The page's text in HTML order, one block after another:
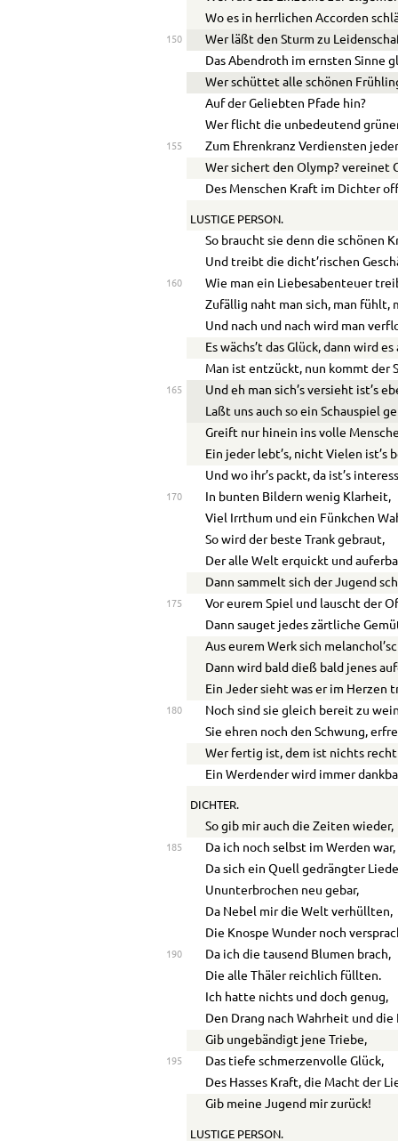
Wo es in herrlichen Accorden
150
Wer läßt den Sturm zu
Das Abendroth im ernsten Sinne
Wer schüttet alle schönen
Auf der Geliebten Pfade hin?
Wer flicht die unbedeutend
155
Zum Ehrenkranz Verdiensten
Wer sichert den Olymp? vereinet
Des Menschen Kraft im Dichter
LUSTIGE PERSON.
So braucht sie denn die schönen
Und treibt die dicht’rischen
160
Wie man ein Liebesabenteuer
Zufällig naht man sich, man fühlt,
Und nach und nach wird man
Es wächs’t das Glück, dann wird
Man ist entzückt, nun kommt der
165
Und eh man sich’s versieht ist’s
Laßt uns auch so ein Schauspiel
Greift nur hinein ins volle
Ein jeder lebt’s, nicht Vielen ist’s
Und wo ihr’s packt, da ist’s
170
In bunten Bildern wenig Klarheit,
Viel Irrthum und ein Fünkchen
So wird der beste Trank gebraut,
Der alle Welt erquickt und
Dann sammelt sich der Jugend
175
Vor eurem Spiel und lauscht der
Dann sauget jedes zärtliche
Aus eurem Werk sich
Dann wird bald dieß bald jenes
Ein Jeder sieht was er im Herzen
180
Noch sind sie gleich bereit zu
Sie ehren noch den Schwung,
Wer fertig ist, dem ist nichts recht
Ein Werdender wird immer
DICHTER.
So gib mir auch die Zeiten wieder,
185
Da ich noch selbst im Werden war,
Da sich ein Quell gedrängter
Ununterbrochen neu gebar,
Da Nebel mir die Welt verhüllten,
Die Knospe Wunder noch
190
Da ich die tausend Blumen brach,
Die alle Thäler reichlich füllten.
Ich hatte nichts und doch genug,
Den Drang nach Wahrheit und die
Gib ungebändigt jene Triebe,
195
Das tiefe schmerzenvolle Glück,
Des Hasses Kraft, die Macht der
Gib meine Jugend mir zurück!
LUSTIGE PERSON.